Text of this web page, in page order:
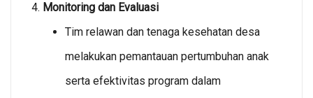
Monitoring dan Evaluasi
Tim relawan dan tenaga kesehatan desa
melakukan pemantauan pertumbuhan anak
serta efektivitas program dalam